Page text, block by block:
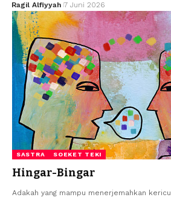
Ragil Alfiyyah 7 Juni 2026
SASTRA SOEKET TEKI
Hingar-Bingar
Adakah yang mampu menerjemahkan